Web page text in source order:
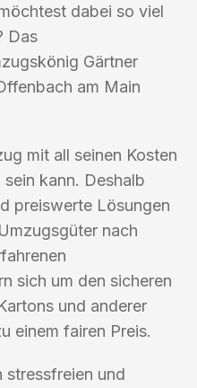
dabei so viel
Das
Gärtner
am Main
mit all seinen Kosten
kann. Deshalb
preiswerte Lösungen
nach
sich um den sicheren
und anderer
einem fairen Preis.
stressfreien und